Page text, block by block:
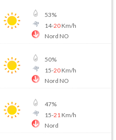
53%
14-20Km/h
Nord NO
50%
15-20Km/h
Nord NO
47%
15-21 Km/h
Nord